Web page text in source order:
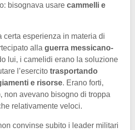
bisognava usare cammelli e
certa esperienza in materia di
alla guerra messicano-
lui, i camelidi erano la soluzione
l’esercito trasportando
e risorse. Erano forti,
non avevano bisogno di troppa
relativamente veloci.
convinse subito i leader militari